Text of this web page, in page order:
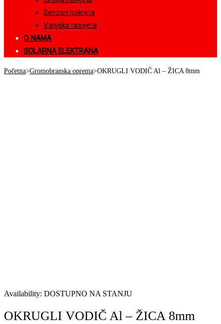
Senzori pokreta
Vanjska rasvjeta
O NAMA
SOLARNA ELEKTRANA
Početna>Gromobranska oprema>OKRUGLI VODIČ Al – ŽICA 8mm
Availability: DOSTUPNO NA STANJU
OKRUGLI VODIČ Al – ŽICA 8mm